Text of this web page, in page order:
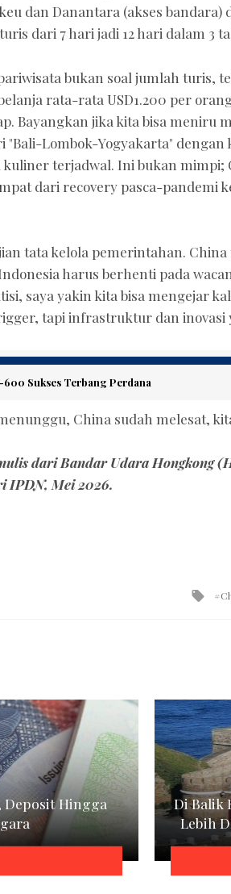
dan Danantara (akses
dari 7 hari jadi 12 hari dalam 3
bukan soal jumlah turis,
rata-rata USD1.200 per
Bayangkan jika kita bisa meniru
"Bali-Lombok-Yogyakarta" dengan
kuliner terjadwal. Ini bukan
dari recovery pasca-pandemi
tata kelola pemerintahan.
harus berhenti pada
saya yakin kita bisa mengejar
tapi infrastruktur dan inovasi
Sukses Terbang Perdana
China sudah melesat,
dari Bandar Udara Hongkong
IPDN, Mei 2026.
Deposit Hingga
Di Balik
Lebih